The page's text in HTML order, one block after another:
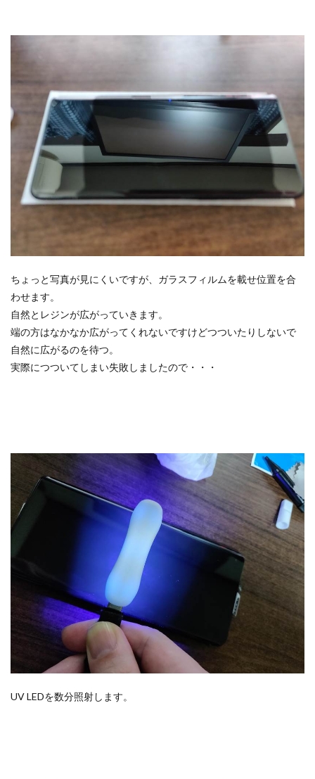
ちょっと写真が見にくいですが、ガラスフィルムを載せ位置を合
わせます。
自然とレジンが広がっていきます。
端の方はなかなか広がってくれないですけどつついたりしないで
自然に広がるのを待つ。
実際につついてしまい失敗しましたので・・・
UV LEDを数分照射します。